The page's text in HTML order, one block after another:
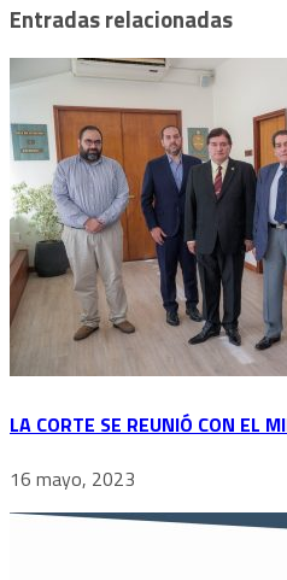
Entradas relacionadas
LA CORTE SE REUNIÓ CON EL
16 mayo, 2023